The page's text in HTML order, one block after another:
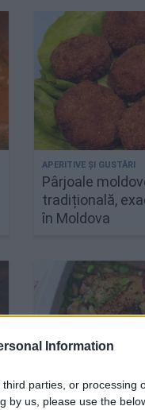
Information
parties, or processing
by us, please use the
Pârjoale
tradițională,
în Moldova